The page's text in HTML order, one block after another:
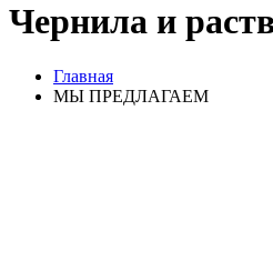
Чернила и
Главная
МЫ ПРЕДЛАГАЕМ